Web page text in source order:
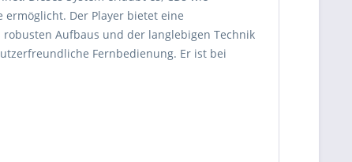
Der Player bietet eine
Aufbaus und der langlebigen Technik
Fernbedienung. Er ist bei